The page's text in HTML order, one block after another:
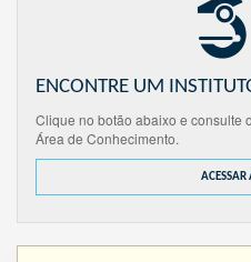
ENCONTRE UM
Clique no botão abaixo e consulte
Área de Conhecimento.
ACESSAR